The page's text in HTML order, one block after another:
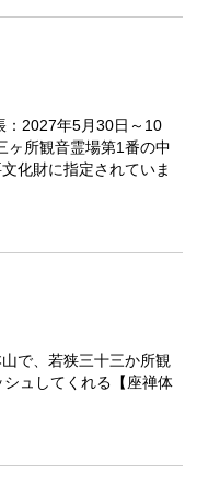
：2027年5月30日～10
ヶ所観音霊場第1番の中
化財に指定されていま
で、若狭三十三か所観
ュしてくれる【座禅体